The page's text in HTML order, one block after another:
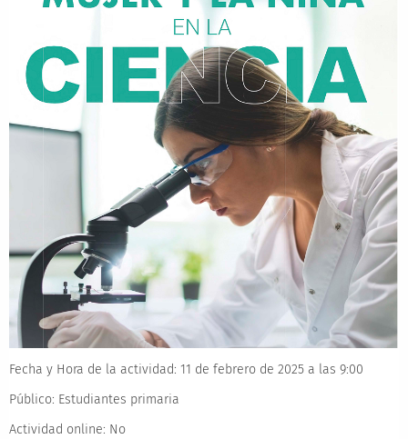
Fecha y Hora de la actividad: 11 de febrero de 2025 a las 9:00
Público: Estudiantes primaria
Actividad online: No